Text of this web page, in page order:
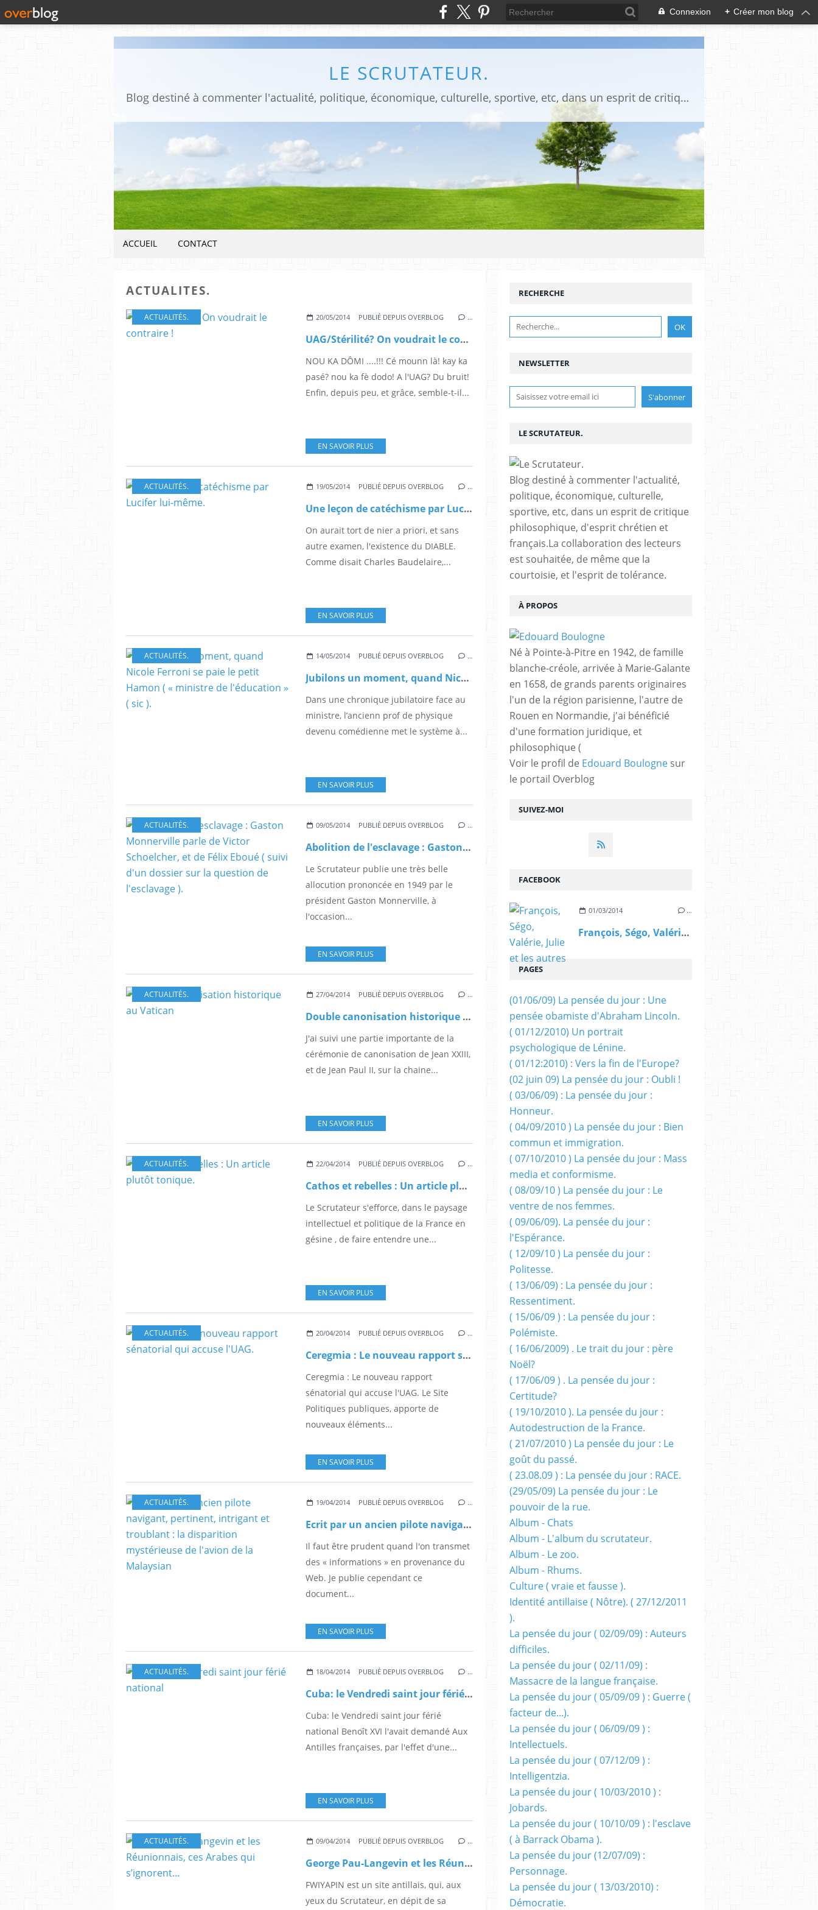
Connexion + Créer mon blog
LE SCRUTATEUR.
Blog destiné à commenter l'actualité, politique, économique, culturelle, sportive, etc, dans un esprit de critique philosophique, d'esprit chrétien et français.La collaboration des lecteurs est souhaitée, de même que la courtoisie, et l'esprit de tolérance.
ACCUEIL CONTACT
ACTUALITES.
ACTUALITÉS. 20/05/2014 PUBLIÉ DEPUIS OVERBLOG …
UAG/Stérilité? On voudrait le contraire !
NOU KA DÔMI ....!!! Cé mounn là! kay ka
pasé? nou ka fè dodo! A l'UAG? Du bruit!
Enfin, depuis peu, et grâce, semble-t-il...
EN SAVOIR PLUS
ACTUALITÉS. 19/05/2014 PUBLIÉ DEPUIS OVERBLOG …
Une leçon de catéchisme par Lucifer lui-même.
On aurait tort de nier a priori, et sans
autre examen, l'existence du DIABLE.
Comme disait Charles Baudelaire,...
EN SAVOIR PLUS
ACTUALITÉS. 14/05/2014 PUBLIÉ DEPUIS OVERBLOG …
Jubilons un moment, quand Nicole Ferroni se paie le petit Hamon ( « ministre de l'éducation » ( sic ).
Dans une chronique jubilatoire face au
ministre, l’ancienn prof de physique
devenu comédienne met le système à...
EN SAVOIR PLUS
ACTUALITÉS. 09/05/2014 PUBLIÉ DEPUIS OVERBLOG …
Abolition de l'esclavage : Gaston Monnerville parle de Victor Schoelcher, et de Félix Eboué ( suivi d'un dossier sur la question de l'esclavage ).
Le Scrutateur publie une très belle
allocution prononcée en 1949 par le
président Gaston Monnerville, à
l'occasion...
EN SAVOIR PLUS
ACTUALITÉS. 27/04/2014 PUBLIÉ DEPUIS OVERBLOG …
Double canonisation historique au Vatican
J'ai suivi une partie importante de la
cérémonie de canonisation de Jean XXIII,
et de Jean Paul II, sur la chaine...
EN SAVOIR PLUS
ACTUALITÉS. 22/04/2014 PUBLIÉ DEPUIS OVERBLOG …
Cathos et rebelles : Un article plutôt tonique.
Le Scrutateur s'efforce, dans le paysage
intellectuel et politique de la France en
gésine , de faire entendre une...
EN SAVOIR PLUS
ACTUALITÉS. 20/04/2014 PUBLIÉ DEPUIS OVERBLOG …
Ceregmia : Le nouveau rapport sénatorial qui accuse l'UAG.
Ceregmia : Le nouveau rapport
sénatorial qui accuse l'UAG. Le Site
Politiques publiques, apporte de
nouveaux éléments...
EN SAVOIR PLUS
ACTUALITÉS. 19/04/2014 PUBLIÉ DEPUIS OVERBLOG …
Ecrit par un ancien pilote navigant, pertinent, intrigant et troublant : la disparition mystérieuse de l'avion de la Malaysian
Il faut être prudent quand l'on transmet
des « informations » en provenance du
Web. Je publie cependant ce
document...
EN SAVOIR PLUS
ACTUALITÉS. 18/04/2014 PUBLIÉ DEPUIS OVERBLOG …
Cuba: le Vendredi saint jour férié national
Cuba: le Vendredi saint jour férié
national Benoît XVI l'avait demandé Aux
Antilles françaises, par l'effet d'une...
EN SAVOIR PLUS
ACTUALITÉS. 09/04/2014 PUBLIÉ DEPUIS OVERBLOG …
George Pau-Langevin et les Réunionnais, ces Arabes qui s’ignorent…
FWIYAPIN est un site antillais, qui, aux
yeux du Scrutateur, en dépit de sa
NEWSLETTER
SUIVEZ-MOI
RECHERCHE
LE SCRUTATEUR.
Blog destiné à commenter l'actualité,
politique, économique, culturelle,
sportive, etc, dans un esprit de critique
philosophique, d'esprit chrétien et
français.La collaboration des lecteurs
est souhaitée, de même que la
courtoisie, et l'esprit de tolérance.
À PROPOS
Né à Pointe-à-Pitre en 1942, de famille
blanche-créole, arrivée à Marie-Galante
en 1658, de grands parents originaires
l'un de la région parisienne, l'autre de
Rouen en Normandie, j'ai bénéficié
d'une formation juridique, et
philosophique (
Voir le profil de Edouard Boulogne sur
le portail Overblog
FACEBOOK
01/03/2014 …
François, Ségo, Valérie, Julie et les autres
PAGES
(01/06/09) La pensée du jour : Une
pensée obamiste d'Abraham Lincoln.
( 01/12/2010) Un portrait
psychologique de Lénine.
( 01/12:2010) : Vers la fin de l'Europe?
(02 juin 09) La pensée du jour : Oubli !
( 03/06/09) : La pensée du jour :
Honneur.
( 04/09/2010 ) La pensée du jour : Bien
commun et immigration.
( 07/10/2010 ) La pensée du jour : Mass
media et conformisme.
( 08/09/10 ) La pensée du jour : Le
ventre de nos femmes.
( 09/06/09). La pensée du jour :
l'Espérance.
( 12/09/10 ) La pensée du jour :
Politesse.
( 13/06/09) : La pensée du jour :
Ressentiment.
( 15/06/09 ) : La pensée du jour :
Polémiste.
( 16/06/2009) . Le trait du jour : père
Noël?
( 17/06/09 ) . La pensée du jour :
Certitude?
( 19/10/2010 ). La pensée du jour :
Autodestruction de la France.
( 21/07/2010 ) La pensée du jour : Le
goût du passé.
( 23.08.09 ) : La pensée du jour : RACE.
(29/05/09) La pensée du jour : Le
pouvoir de la rue.
Album - Chats
Album - L'album du scrutateur.
Album - Le zoo.
Album - Rhums.
Culture ( vraie et fausse ).
Identité antillaise ( Nôtre). ( 27/12/2011
).
La pensée du jour ( 02/09/09) : Auteurs
difficiles.
La pensée du jour ( 02/11/09) :
Massacre de la langue française.
La pensée du jour ( 05/09/09 ) : Guerre (
facteur de...).
La pensée du jour ( 06/09/09 ) :
Intellectuels.
La pensée du jour ( 07/12/09 ) :
Intelligentzia.
La pensée du jour ( 10/03/2010 ) :
Jobards.
La pensée du jour ( 10/10/09 ) : l'esclave
( à Barrack Obama ).
La pensée du jour (12/07/09) :
Personnage.
La pensée du jour ( 13/03/2010) :
Démocratie.